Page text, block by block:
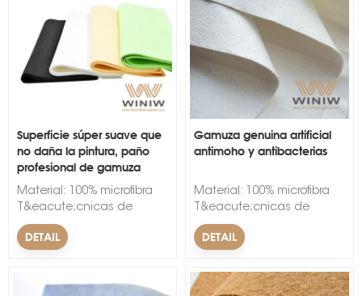
Superficie súper suave que
no daña la pintura, paño
profesional de gamuza
Material: 100% microfibra
T&eacute;cnicas de
respaldo: no tejido Ancho:
150cm. Espesor: 1 mm.
Nombre de la marca:
DETAIL
Gamuza genuina artificial
antimoho y antibacterias
Material: 100% microfibra
T&eacute;cnicas de
respaldo: no tejido Ancho:
150cm. Espesor: 1 mm.
Azul, Verde, Amarillo, Rosa
Nombre de la marca:
DETAIL